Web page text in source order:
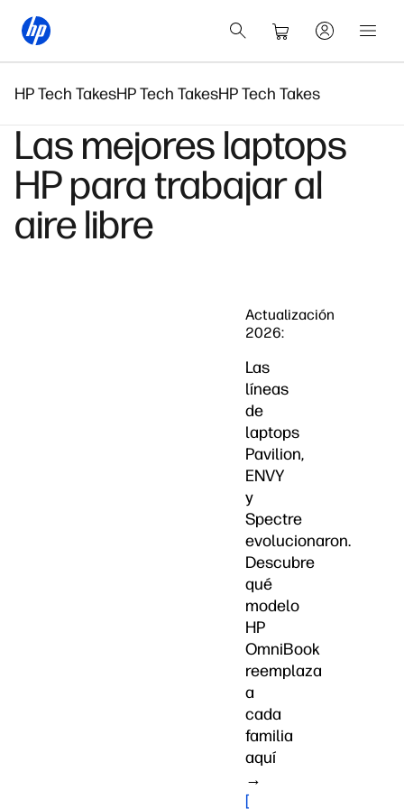
HP Tech TakesHP Tech TakesHP Tech Takes
Las mejores laptops
HP para trabajar al
aire libre
Actualización
2026:
Las
líneas
de
laptops
Pavilion,
ENVY
y
Spectre
evolucionaron.
Descubre
qué
modelo
HP
OmniBook
reemplaza
a
cada
familia
aquí
→
[